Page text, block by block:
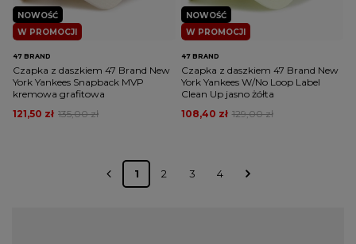
W PROMOCJI
NOWOŚĆ
47 BRAND
Czapka z daszkiem 47 Brand New
York Yankees Snapback MVP
kremowa grafitowa
135,00 zł
121,50 zł
W PROMOCJI
NOWOŚĆ
47 BRAND
Czapka z daszkiem 47 Brand New
York Yankees W/No Loop Label
Clean Up jasno żółta
129,00 zł
108,40 zł
1 2 3 4